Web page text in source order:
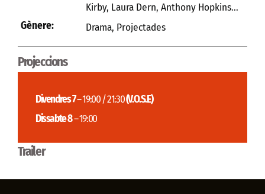
Kirby, Laura Dern, Anthony Hopkins...
Gènere:
Drama, Projectades
Projeccions
Divendres 7– 19:00 / 21:30(V.O.S.E)
Dissabte 8– 19:00
Trailer